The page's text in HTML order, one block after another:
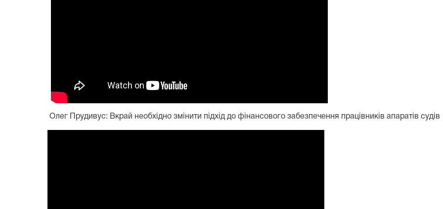
Олег Прудивус: Вкрай необхідно змінити підхід до фінансового забезпечення працівників апаратів судів